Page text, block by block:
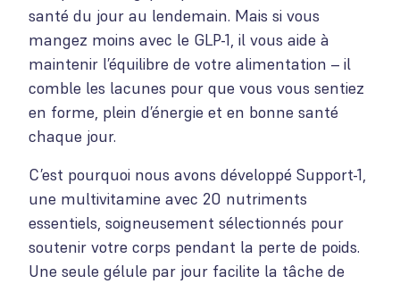
santé du jour au lendemain. Mais si vous
mangez moins avec le GLP-1, il vous aide à
maintenir l’équilibre de votre alimentation – il
comble les lacunes pour que vous vous sentiez
en forme, plein d’énergie et en bonne santé
chaque jour.
C’est pourquoi nous avons développé Support-1,
une multivitamine avec 20 nutriments
essentiels, soigneusement sélectionnés pour
soutenir votre corps pendant la perte de poids.
Une seule gélule par jour facilite la tâche de